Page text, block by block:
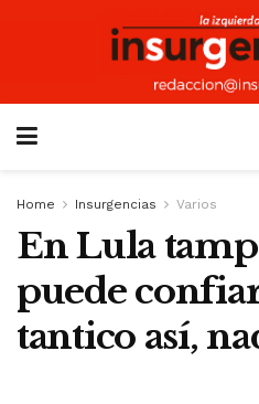
Home Insurgencias Varios
En Lula
puede
tantico así,